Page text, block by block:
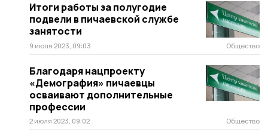
Итоги работы за полугодие
подвели в пичаевской службе
занятости
9 июля 2023, 09:03 Общество
Благодаря нацпроекту
«Демография» пичаевцы
осваивают дополнительные
профессии
2 июля 2023, 09:02 Общество